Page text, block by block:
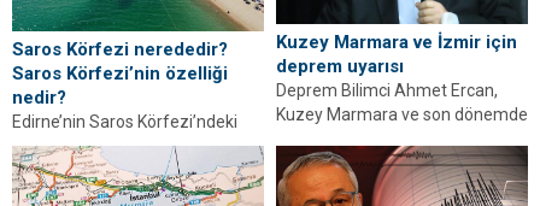
Saros Körfezi nerededir?
Saros Körfezi’nin özelliği
nedir?
Edirne’nin Saros Körfezi’ndeki
kıyılarından Sazlıdere’de, Boru
Hatları ile Petrol Taşıma Anonim
Şirketi (BOTAŞ) doğalgaz
Kuzey Marmara ve İzmir için
deprem uyarısı
Deprem Bilimci Ahmet Ercan,
Kuzey Marmara ve son dönemde
deprem uyarılarında...